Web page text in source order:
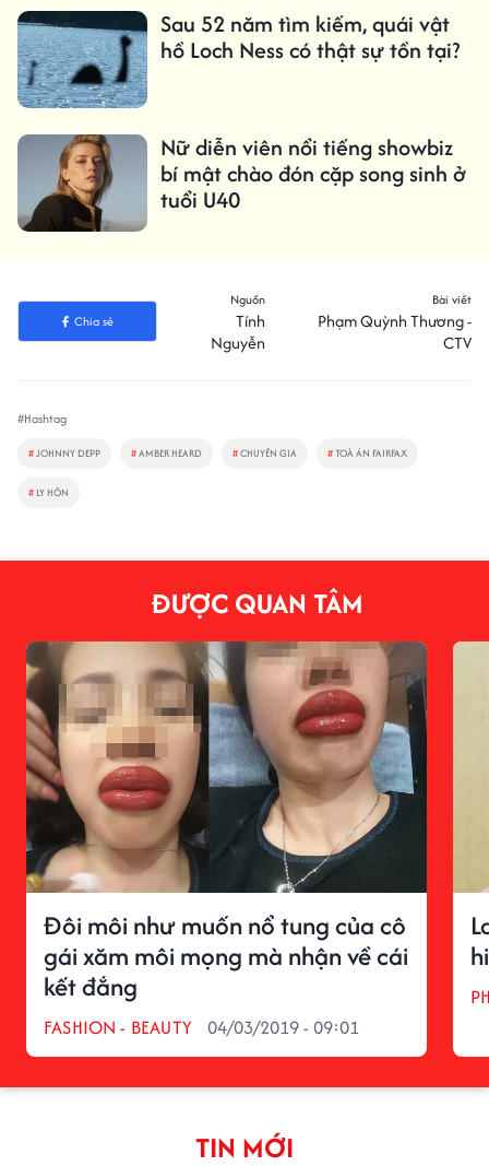
Sau 52 năm tìm kiếm, quái vật
hồ Loch Ness có thật sự tồn tại?
Nữ diễn viên nổi tiếng showbiz
bí mật chào đón cặp song sinh ở
tuổi U40
Chia sẻ
Nguồn
Tính
Nguyễn
Bài viết
Phạm Quỳnh Thương -
CTV
#Hashtag
#JOHNNY DEPP #AMBER HEARD #CHUYÊN GIA #TOÀ ÁN FAIRFAX
# LY HÔN
ĐƯỢC QUAN TÂM
Đôi môi như muốn nổ tung của cô
gái xăm môi mọng mà nhận về cái
kết đắng
FASHION - BEAUTY 04/03/2019 - 09:01
TIN MỚI